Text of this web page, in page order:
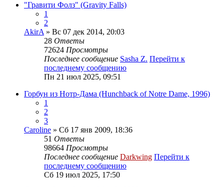
"Гравити Фолз" (Gravity Falls)
1
2
AkirA » Вс 07 дек 2014, 20:03
28 Ответы
72624 Просмотры
Последнее сообщение Sasha Z. Перейти к
последнему сообщению
Пн 21 июл 2025, 09:51
Горбун из Нотр-Дама (Hunchback of Notre Dame, 1996)
1
2
3
Caroline » Сб 17 янв 2009, 18:36
51 Ответы
98664 Просмотры
Последнее сообщение Darkwing Перейти к
последнему сообщению
Сб 19 июл 2025, 17:50